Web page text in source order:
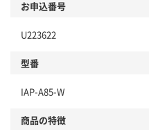
お申込番号
U223622
型番
IAP-A85-W
商品の特徴